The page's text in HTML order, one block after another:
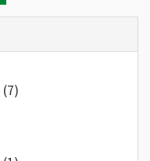
(7)